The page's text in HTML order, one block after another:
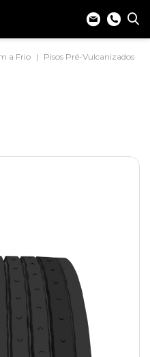
a Frio
Pisos Pré-Vulcanizados